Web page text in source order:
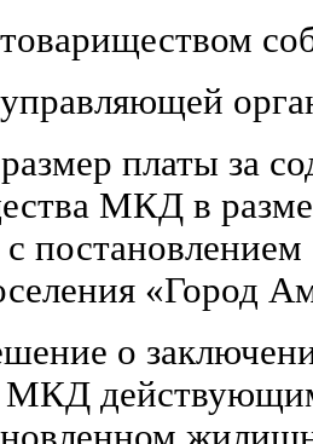
платы за
МКД в
с
«Город
о